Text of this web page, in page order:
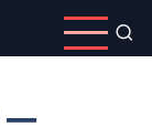
—